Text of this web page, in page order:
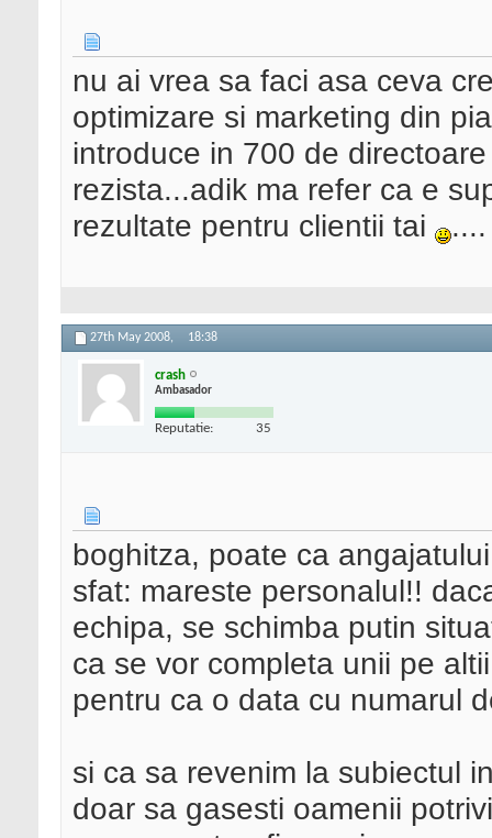
nu ai vrea sa faci asa ceva
optimizare si marketing din
introduce in 700 de
rezista...adik ma refer ca e
rezultate pentru clientii tai
....
27th May 2008, 18:38
crash
Ambasador
Reputatie: 35
boghitza, poate ca
sfat: mareste personalul!!
echipa, se schimba putin
ca se vor completa unii pe
pentru ca o data cu numarul
si ca sa revenim la subiectul
doar sa gasesti oamenii